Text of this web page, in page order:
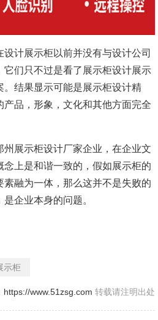
计展示柜以前并没有与设计公司
它们只不过是看了展示柜设计展示
结果显示可能是展示柜设计精
品，形象，文化和其他方面完全
展示柜设计厂家企业，在企业文
上是和谐一致的，假如展示柜的
融为一体，那么这并不是失败的
企业本身的问题。
示柜
https://www.51zsg.com 转载请注明出处